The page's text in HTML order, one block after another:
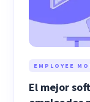
EMPLOYEE
El mejor